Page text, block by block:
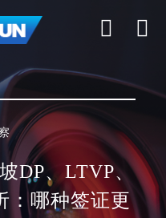
DP、LTVP、
：哪种签证更